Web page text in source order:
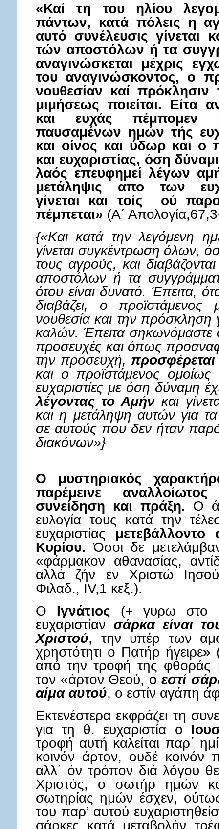
«Καί τη του ηλίου
πάντων, κατά πόλεις η
αυτό συνέλευσις γίνεται
τών αποστόλων ή τα
αναγινώσκεται μέχρις
του αναγινώσκοντος, ο
νουθεσίαν καί
μιμήσεως ποιείται. Είτα
και ευχάς πέμπομεν
παυσαμένων ημών τής
και οίνος και ύδωρ και ο
και ευχαριστίας, όση
λαός επευφημεί λέγων
μετάληψις απο των
γίνεται και τοίς ού
πέμπεται» (Α΄
{«Και κατά την λεγόμενη
γίνεται συγκέντρωση όλων,
τους αγρούς, και
αποστόλων ή τα
ότου είναι δυνατό. Έπειτα,
διαβάζει, ο προϊστάμενος
νουθεσία και την πρόσκληση
καλών. Έπειτα σηκωνόμαστε
προσευχές και όπως
την προσευχή,
και ο προϊστάμενος ομοίως
ευχαριστίες με όση δύναμη
λέγοντας το Αμήν και
και η μετάληψη αυτών για
σε αυτούς που δεν ήταν
διακόνων»}
Ο μυστηριακός
παρέμεινε
συνείδηση και πράξη. Ο
ευλογία τους κατά την
ευχαριστίας
Κυρίου. Όσοι δε
«φάρμακον αθανασίας,
αλλά ζήν εν Χριστώ
Φιλαδ., IV,1 κεξ.).
Ο Ιγνάτιος (+ γυρω στο
ευχαριστίαν σάρκα είναι
Χριστού, την υπέρ των
χρηστότητι ο Πατήρ
από την τροφή της φθοράς
τον «άρτον Θεού, οεστί
αίμα αυτού, ο εστίν αγάπη
Εκτενέστερα εκφράζει τη
για τη θ. ευχαριστία ο
τροφή αυτή καλείται παρ΄
κοινόν άρτον, ουδέ κοινόν
αλλ΄ όν τρόπον διά λόγου
Χριστός, ο σωτήρ ημών
σωτηρίας ημών έσχεν,
του παρ’ αυτού
σάρκες κατά μεταβολήν